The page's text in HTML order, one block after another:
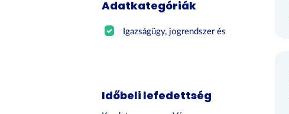
Adatkategóriák
Igazságügy, jogrendszer és ...
Időbeli lefedettség